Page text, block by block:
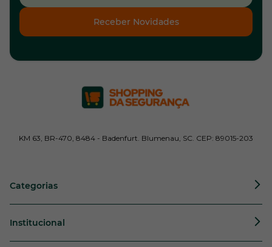
Receber Novidades
KM 63, BR-470, 8484 - Badenfurt. Blumenau, SC. CEP: 89015-203
Categorias
Institucional